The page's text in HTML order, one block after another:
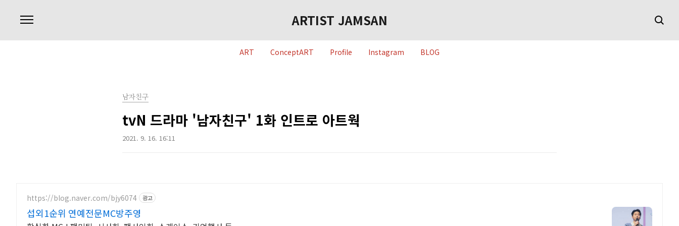
ARTIST JAMSAN
ART ConceptART Profile Instagram BLOG
남자친구
tvN 드라마 '남자친구' 1화 인트로 아트웍
2021. 9. 16. 16:11
https://blog.naver.com/bjy6074 광고
섭외1순위 연예전문MC방주영